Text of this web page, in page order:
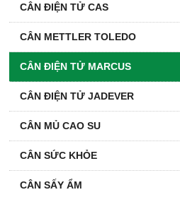
CÂN ĐIỆN TỬ CAS
CÂN METTLER TOLEDO
CÂN ĐIỆN TỬ MARCUS
CÂN ĐIỆN TỬ JADEVER
CÂN MỦ CAO SU
CÂN SỨC KHỎE
CÂN SẤY ẨM